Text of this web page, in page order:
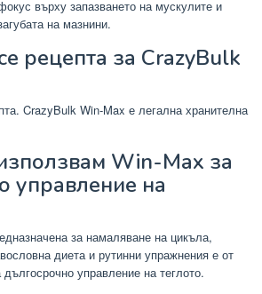
върху запазването на мускулите и
на мазнини.
рецепта за CrazyBulk
CrazyBulk Win-Max е легална хранителна
Win-Max за
управление на
за намаляване на цикъла,
диета и рутинни упражнения е от
управление на теглото.